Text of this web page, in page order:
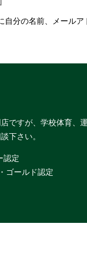
分の名前、メールア
ですが、学校体育、
下さい。
認定
ゴールド認定